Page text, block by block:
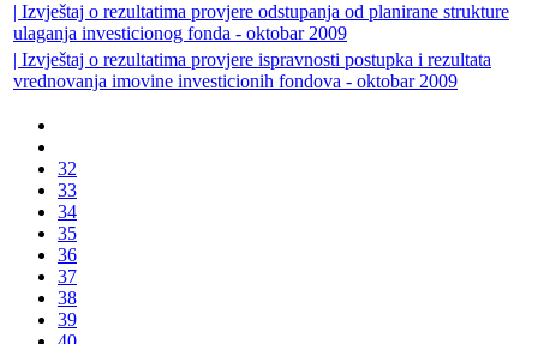
| Izvještaj o rezultatima provjere odstupanja od planirane strukture
ulaganja investicionog fonda - oktobar 2009
| Izvještaj o rezultatima provjere ispravnosti postupka i rezultata
vrednovanja imovine investicionih fondova - oktobar 2009
32
33
34
35
36
37
38
39